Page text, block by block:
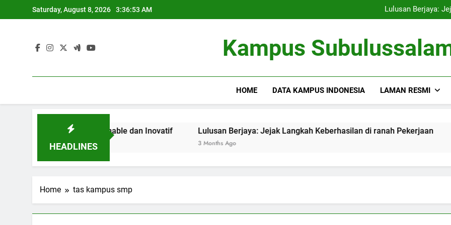
to
Saturday, August 8, 2026 3:36:53 AM
Lulusan Berjaya:
Tugas Biro Karier
Lulusan Berjaya:
Tugas Biro Karier
Kampus
HOME DATA KAMPUS INDONESIA LAMAN RESMI
HEADLINES
Pendidikan Sustainable dan Inovatif Lulusan Berjaya: Jejak Langkah Keberhasilan di ranah Pekerjaan
3 Months Ago
Tugas
3
Home tas kampus smp